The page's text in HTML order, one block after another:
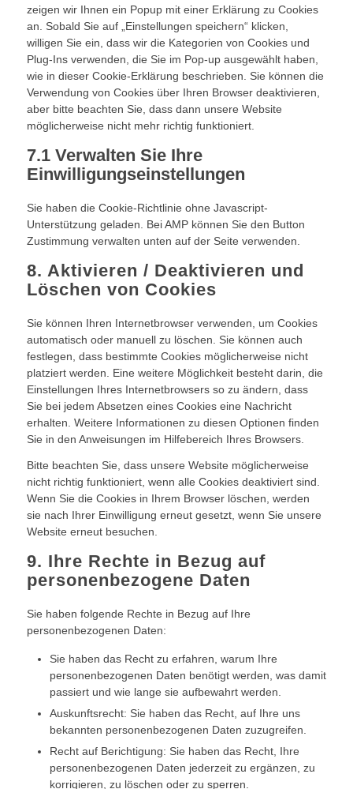
zeigen wir Ihnen ein Popup mit einer Erklärung zu Cookies
an. Sobald Sie auf „Einstellungen speichern“ klicken,
willigen Sie ein, dass wir die Kategorien von Cookies und
Plug-Ins verwenden, die Sie im Pop-up ausgewählt haben,
wie in dieser Cookie-Erklärung beschrieben. Sie können die
Verwendung von Cookies über Ihren Browser deaktivieren,
aber bitte beachten Sie, dass dann unsere Website
möglicherweise nicht mehr richtig funktioniert.
7.1 Verwalten Sie Ihre
Einwilligungseinstellungen
Sie haben die Cookie-Richtlinie ohne Javascript-
Unterstützung geladen. Bei AMP können Sie den Button
Zustimmung verwalten unten auf der Seite verwenden.
8. Aktivieren / Deaktivieren und
Löschen von Cookies
Sie können Ihren Internetbrowser verwenden, um Cookies
automatisch oder manuell zu löschen. Sie können auch
festlegen, dass bestimmte Cookies möglicherweise nicht
platziert werden. Eine weitere Möglichkeit besteht darin, die
Einstellungen Ihres Internetbrowsers so zu ändern, dass
Sie bei jedem Absetzen eines Cookies eine Nachricht
erhalten. Weitere Informationen zu diesen Optionen finden
Sie in den Anweisungen im Hilfebereich Ihres Browsers.
Bitte beachten Sie, dass unsere Website möglicherweise
nicht richtig funktioniert, wenn alle Cookies deaktiviert sind.
Wenn Sie die Cookies in Ihrem Browser löschen, werden
sie nach Ihrer Einwilligung erneut gesetzt, wenn Sie unsere
Website erneut besuchen.
9. Ihre Rechte in Bezug auf
personenbezogene Daten
Sie haben folgende Rechte in Bezug auf Ihre
personenbezogenen Daten:
Sie haben das Recht zu erfahren, warum Ihre
personenbezogenen Daten benötigt werden, was damit
passiert und wie lange sie aufbewahrt werden.
Auskunftsrecht: Sie haben das Recht, auf Ihre uns
bekannten personenbezogenen Daten zuzugreifen.
Recht auf Berichtigung: Sie haben das Recht, Ihre
personenbezogenen Daten jederzeit zu ergänzen, zu
korrigieren, zu löschen oder zu sperren.